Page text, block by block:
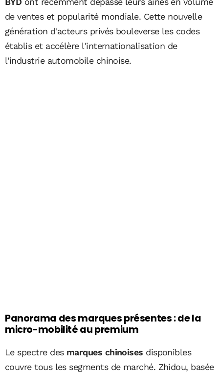
de ventes et popularité mondiale. Cette nouvelle
génération d'acteurs privés bouleverse les codes
établis et accélère l'internationalisation de
l'industrie automobile chinoise.
Panorama des marques présentes : de la
micro-mobilité au premium
Le spectre des marques chinoises disponibles
couvre tous les segments de marché. Zhidou, basée